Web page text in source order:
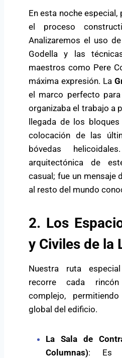
En esta noche
el proceso
Analizaremos el uso
Godella y las
maestros como Pere
máxima expresión. La
el marco perfecto
organizaba el trabajo a
llegada de los
colocación de las
bóvedas
arquitectónica de
casual; fue un mensaje
al resto del mundo
2. Los
y Civiles de la
Nuestra ruta
recorre cada
complejo,
global del edificio.
La Sala de
Columnas): Es